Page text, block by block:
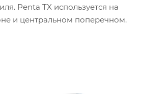
Penta TX используется на
и центральном поперечном.